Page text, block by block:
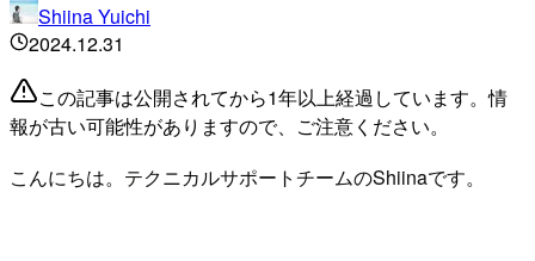
Shiina Yuichi
2024.12.31
この記事は公開されてから1年以上経過しています。情
報が古い可能性がありますので、ご注意ください。
こんにちは。テクニカルサポートチームのShiinaです。